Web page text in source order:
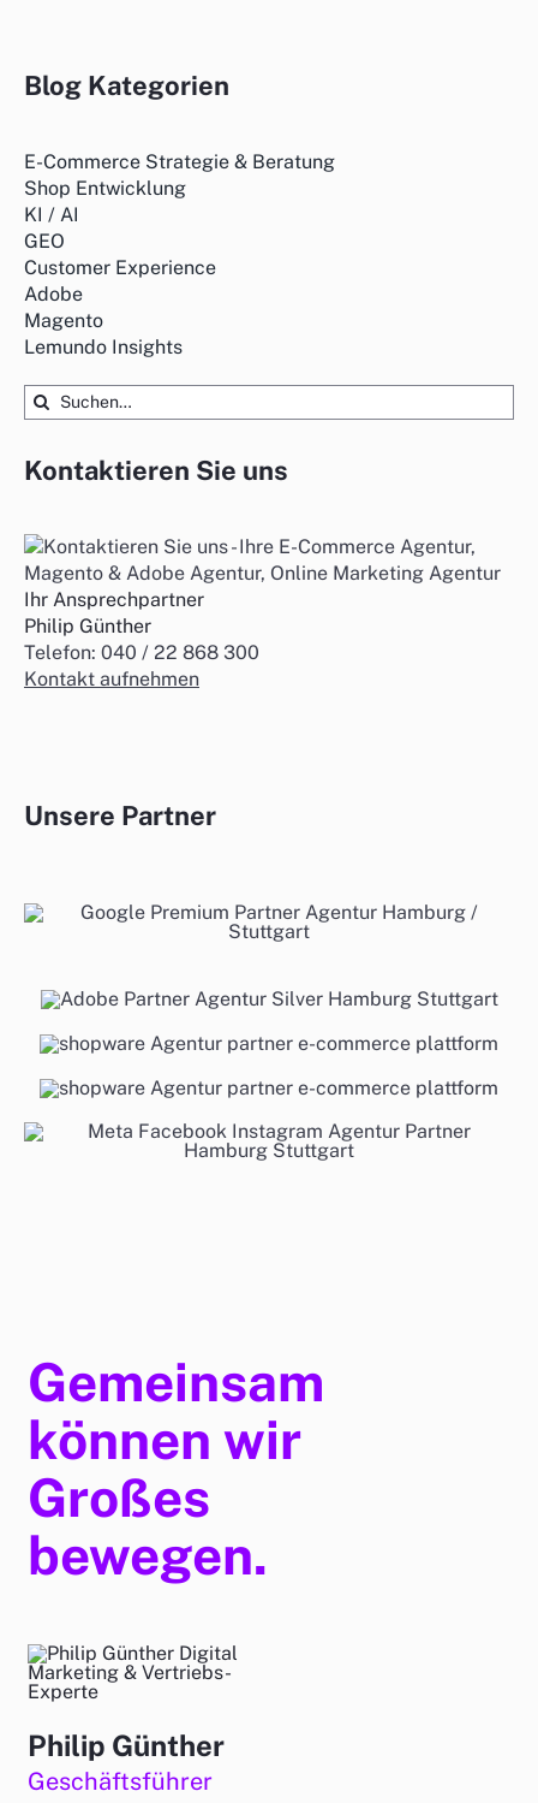
Blog Kategorien
E-Commerce Strategie & Beratung
Shop Entwicklung
KI / AI
GEO
Customer Experience
Adobe
Magento
Lemundo Insights
Suche
nach:
Kontaktieren Sie uns
Ihr Ansprechpartner
Philip Günther
Telefon: 040 / 22 868 300
Kontakt aufnehmen
Unsere Partner
Gemeinsam
können wir
Großes
bewegen.
Philip Günther
Geschäftsführer